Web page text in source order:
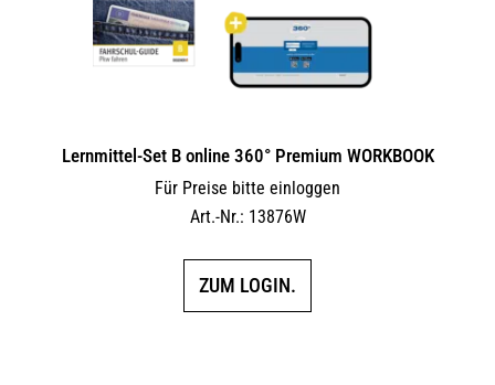
Lernmittel-Set B online 360° Premium WORKBOOK
Für Preise bitte einloggen
Art.-Nr.: 13876W
ZUM LOGIN.